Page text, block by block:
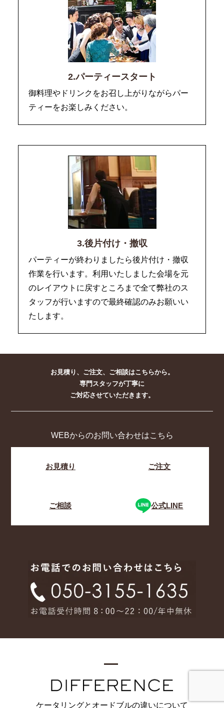
2.パーティースタート
御料理やドリンクをお召し上がりながらパー
ティーをお楽しみください。
3.後片付け・撤収
パーティーが終わりましたら後片付け・撤収
作業を行います。利用いたしました会場を元
のレイアウトに戻すところまで全て弊社のス
タッフが行いますので最終確認のみお願いい
たします。
お見積り、ご注文、ご相談はこちらから。
専門スタッフが丁寧に
ご対応させていただきます。
WEBからのお問い合わせはこちら
お見積り ご注文
ご相談 公式LINE
ケータリングとオードブルの違いについて